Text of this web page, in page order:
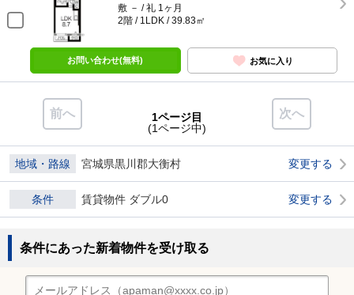
敷 － / 礼 1ヶ月
2階 / 1LDK / 39.83㎡
お問い合わせ(無料) お気に入り
前へ 次へ
1ページ目
(1ページ中)
地域・路線 宮城県黒川郡大衡村 変更する
条件 賃貸物件 ダブル0 変更する
条件にあった新着物件を受け取る